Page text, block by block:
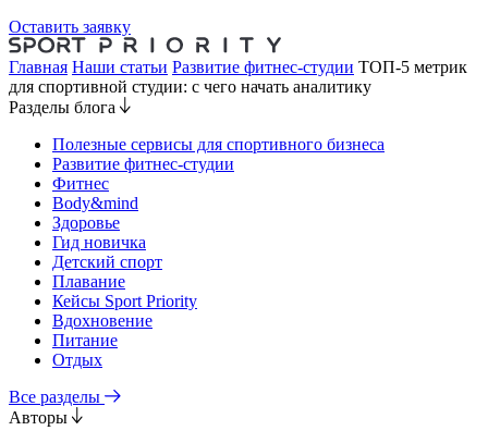
Оставить заявку
Главная Наши статьи Развитие фитнес-студии ТОП-5 метрик
для спортивной студии: с чего начать аналитику
Разделы блога
Полезные сервисы для спортивного бизнеса
Развитие фитнес-студии
Фитнес
Body&mind
Здоровье
Гид новичка
Детский спорт
Плавание
Кейсы Sport Priority
Вдохновение
Питание
Отдых
Все разделы
Авторы